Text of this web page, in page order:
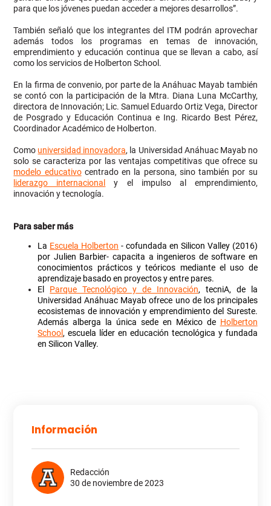
para que los jóvenes puedan acceder a mejores desarrollos”.
También señaló que los integrantes del ITM podrán aprovechar
además todos los programas en temas de innovación,
emprendimiento y educación continua que se llevan a cabo, así
como los servicios de Holberton School.
En la firma de convenio, por parte de la Anáhuac Mayab también
se contó con la participación de la Mtra. Diana Luna McCarthy,
directora de Innovación; Lic. Samuel Eduardo Ortiz Vega, Director
de Posgrado y Educación Continua e Ing. Ricardo Best Pérez,
Coordinador Académico de Holberton.
Como universidad innovadora, la Universidad Anáhuac Mayab no
solo se caracteriza por las ventajas competitivas que ofrece su
modelo educativocentrado en la persona, sino también por su
liderazgo internacional y el impulso al emprendimiento,
innovación y tecnología.
Para saber más
La Escuela Holberton - cofundada en Silicon Valley (2016)
por Julien Barbier- capacita a ingenieros de software en
conocimientos prácticos y teóricos mediante el uso de
aprendizaje basado en proyectos y entre pares.
El Parque Tecnológico y de Innovación, tecniA, de la
Universidad Anáhuac Mayab ofrece uno de los principales
ecosistemas de innovación y emprendimiento del Sureste.
Además alberga la única sede en México de Holberton
School, escuela líder en educación tecnológica y fundada
en Silicon Valley.
Información
Redacción
30 de noviembre de 2023